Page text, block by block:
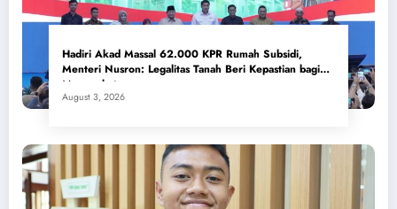
Hadiri Akad Massal 62.000 KPR Rumah Subsidi,
Menteri Nusron: Legalitas Tanah Beri Kepastian bagi
Masyarakat
August 3, 2026